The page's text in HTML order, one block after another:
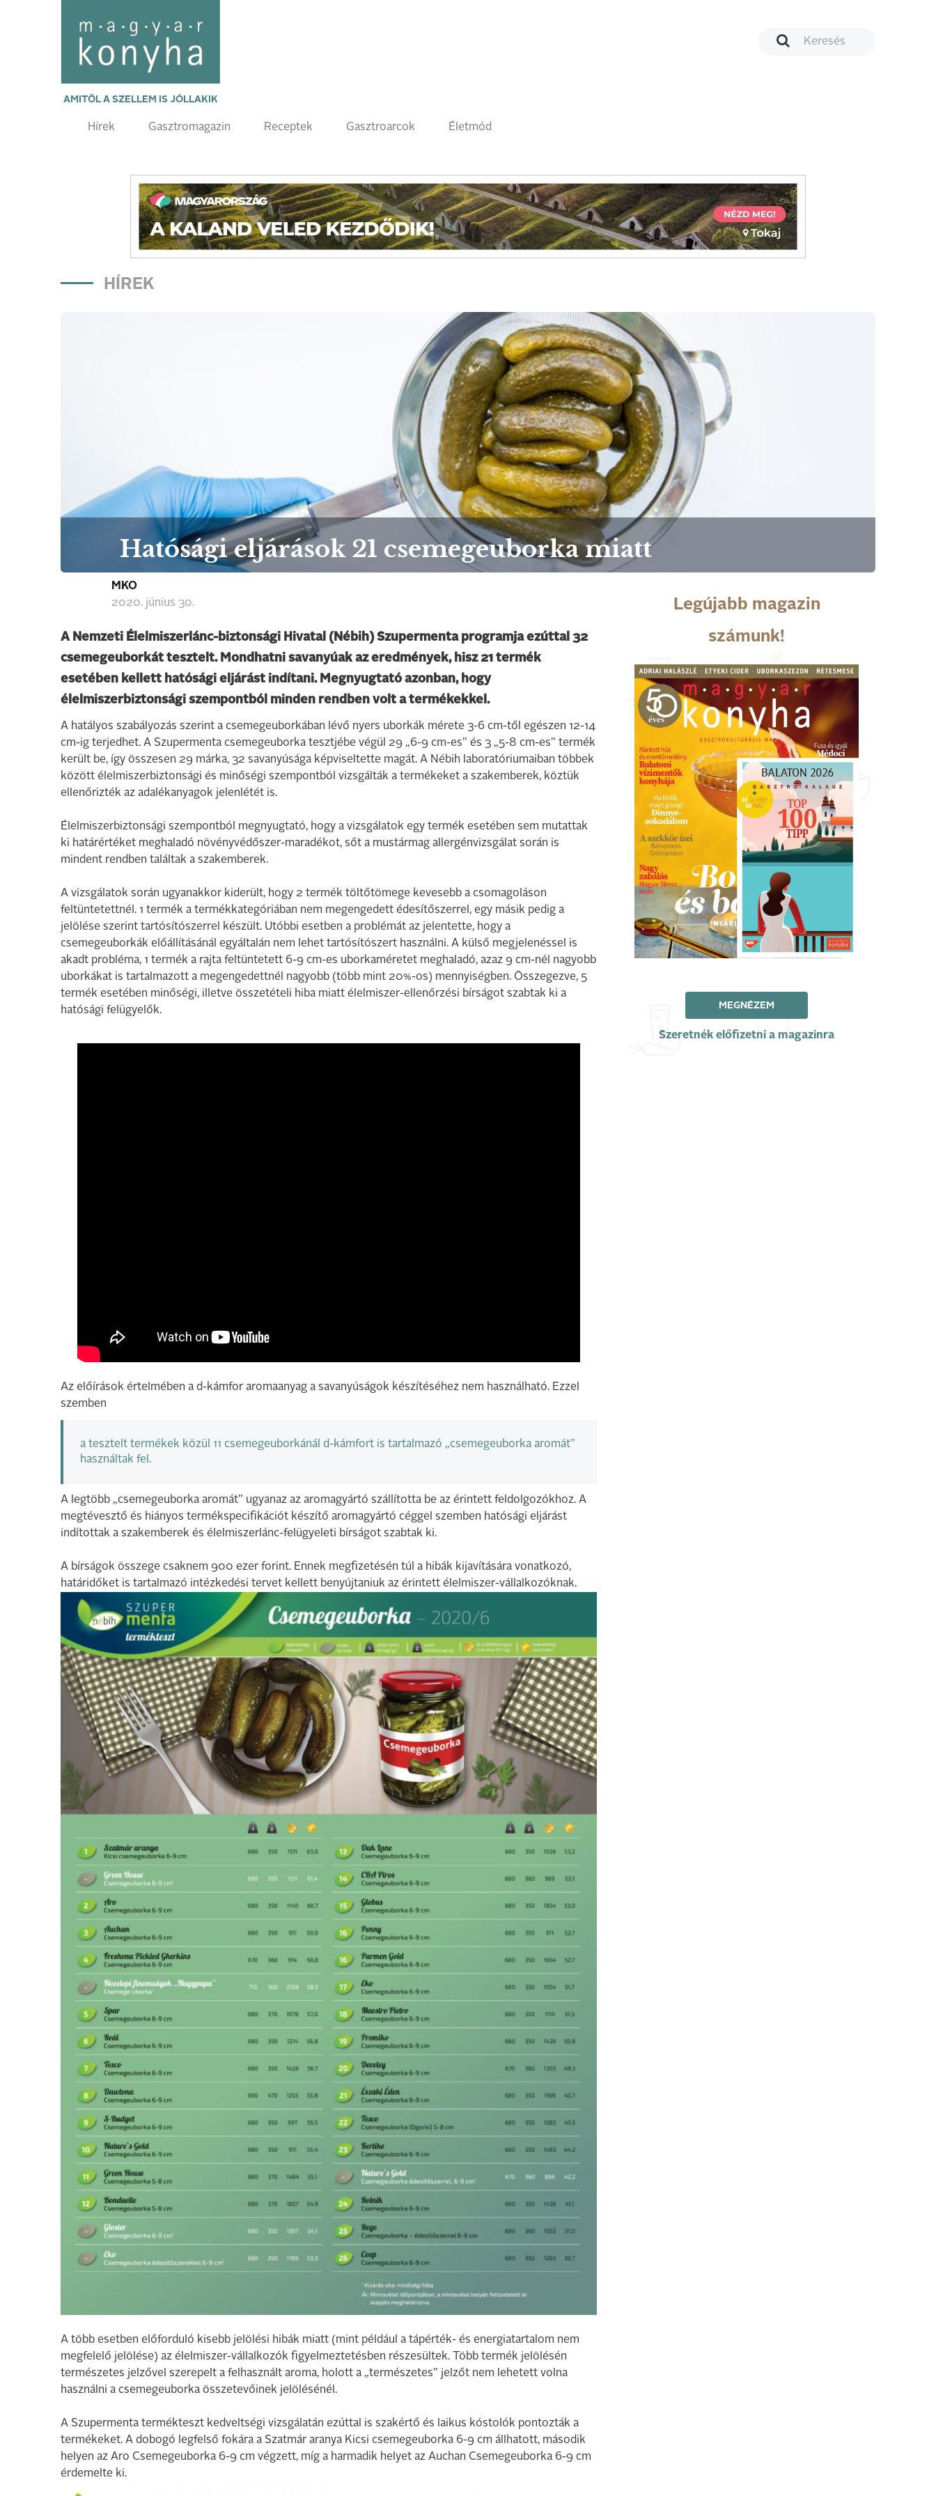
AMITŐL A SZELLEM IS JÓLLAKIK
Hírek Gasztromagazin Receptek Gasztroarcok Életmód
HÍREK
Hatósági eljárások 21 csemegeuborka miatt
MKO
2020. június 30.
A Nemzeti Élelmiszerlánc-biztonsági Hivatal (Nébih) Szupermenta programja ezúttal 32
csemegeuborkát tesztelt. Mondhatni savanyúak az eredmények, hisz 21 termék
esetében kellett hatósági eljárást indítani. Megnyugtató azonban, hogy
élelmiszerbiztonsági szempontból minden rendben volt a termékekkel.
A hatályos szabályozás szerint a csemegeuborkában lévő nyers uborkák mérete 3-6 cm-től egészen 12-14
cm-ig terjedhet. A Szupermenta csemegeuborka tesztjébe végül 29 „6-9 cm-es” és 3 „5-8 cm-es” termék
került be, így összesen 29 márka, 32 savanyúsága képviseltette magát. A Nébih laboratóriumaiban többek
között élelmiszerbiztonsági és minőségi szempontból vizsgálták a termékeket a szakemberek, köztük
ellenőrizték az adalékanyagok jelenlétét is.
Élelmiszerbiztonsági szempontból megnyugtató, hogy a vizsgálatok egy termék esetében sem mutattak
ki határértéket meghaladó növényvédőszer-maradékot, sőt a mustármag allergénvizsgálat során is
mindent rendben találtak a szakemberek.
A vizsgálatok során ugyanakkor kiderült, hogy 2 termék töltőtömege kevesebb a csomagoláson
feltüntetettnél. 1 termék a termékkategóriában nem megengedett édesítőszerrel, egy másik pedig a
jelölése szerint tartósítószerrel készült. Utóbbi esetben a problémát az jelentette, hogy a
csemegeuborkák előállításánál egyáltalán nem lehet tartósítószert használni. A külső megjelenéssel is
akadt probléma, 1 termék a rajta feltüntetett 6-9 cm-es uborkaméretet meghaladó, azaz 9 cm-nél nagyobb
uborkákat is tartalmazott a megengedettnél nagyobb (több mint 20%-os) mennyiségben. Összegezve, 5
termék esetében minőségi, illetve összetételi hiba miatt élelmiszer-ellenőrzési bírságot szabtak ki a
hatósági felügyelők.
Az előírások értelmében a d-kámfor aromaanyag a savanyúságok készítéséhez nem használható. Ezzel
szemben
a tesztelt termékek közül 11 csemegeuborkánál d-kámfort is tartalmazó „csemegeuborka aromát”
használtak fel.
A legtöbb „csemegeuborka aromát” ugyanaz az aromagyártó szállította be az érintett feldolgozókhoz. A
megtévesztő és hiányos termékspecifikációt készítő aromagyártó céggel szemben hatósági eljárást
indítottak a szakemberek és élelmiszerlánc-felügyeleti bírságot szabtak ki.
A bírságok összege csaknem 900 ezer forint. Ennek megfizetésén túl a hibák kijavítására vonatkozó,
határidőket is tartalmazó intézkedési tervet kellett benyújtaniuk az érintett élelmiszer-vállalkozóknak.
A több esetben előforduló kisebb jelölési hibák miatt (mint például a tápérték- és energiatartalom nem
megfelelő jelölése) az élelmiszer-vállalkozók figyelmeztetésben részesültek. Több termék jelölésén
természetes jelzővel szerepelt a felhasznált aroma, holott a „természetes” jelzőt nem lehetett volna
használni a csemegeuborka összetevőinek jelölésénél.
A Szupermenta termékteszt kedveltségi vizsgálatán ezúttal is szakértő és laikus kóstolók pontozták a
termékeket. A dobogó legfelső fokára a Szatmár aranya Kicsi csemegeuborka 6-9 cm állhatott, második
helyen az Aro Csemegeuborka 6-9 cm végzett, míg a harmadik helyet az Auchan Csemegeuborka 6-9 cm
érdemelte ki.
Legújabb magazin
számunk!
MEGNÉZEM
Szeretnék előfizetni a magazinra